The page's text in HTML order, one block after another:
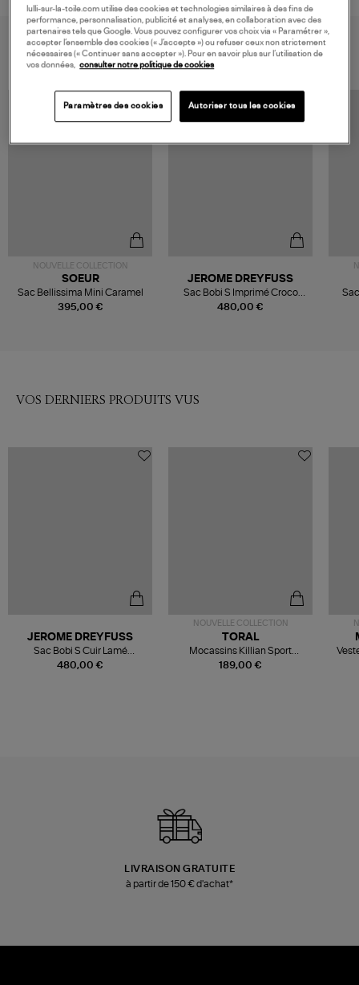
VOUS AIMEREZ AUSSI
NOUVELLE COLLECTION
395,00 €
SOEUR
Sac Bellissima Mini Caramel
480,00 €
JEROME DREYFUSS
Sac Bobi S Imprimé Croco
Cigare
VOS DERNIERS PRODUITS VUS
480,00 €
JEROME DREYFUSS
Sac Bobi S Cuir Lamé
Champagne
NOUVELLE COLLECTION
189,00 €
TORAL
Mocassins Killian Sport
Mousse
LIVRAISON GRATUITE
à partir de 150 € d'achat*
lulli-sur-la-toile.com utilise des cookies et technologies similaires à des fins de
performance, personnalisation, publicité et analyses, en collaboration avec des
partenaires tels que Google. Vous pouvez configurer vos choix via « Paramétrer »,
accepter l’ensemble des cookies (« J’accepte ») ou refuser ceux non strictement
nécessaires (« Continuer sans accepter »). Pour en savoir plus sur l’utilisation de
vos données, consulter notre politique de cookies
Paramètres des cookies Autoriser tous les cookies